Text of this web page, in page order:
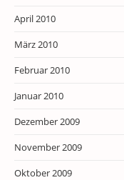
April 2010
März 2010
Februar 2010
Januar 2010
Dezember 2009
November 2009
Oktober 2009